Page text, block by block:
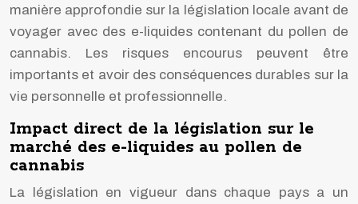
manière approfondie sur la législation locale avant de
voyager avec des e-liquides contenant du pollen de
cannabis. Les risques encourus peuvent être
importants et avoir des conséquences durables sur la
vie personnelle et professionnelle.
Impact direct de la législation sur le
marché des e-liquides au pollen de
cannabis
La législation en vigueur dans chaque pays a un